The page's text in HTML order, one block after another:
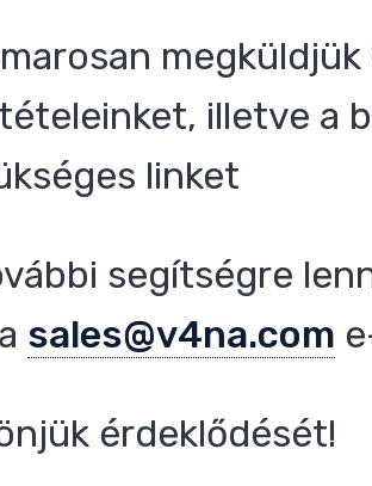
illetve a
linket
segítségre
sales@v4na.com
érdeklődését!